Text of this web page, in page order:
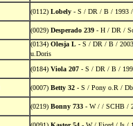
(0112) Lobely - S / DR / B / 1993
(0029) Desperado 239 - H / DR /
(0134) Olesja L - S / DR / B /
u.Doris
(0184) Viola 207 - S / DR / B /
(0007) Betty 32 - S / Pony o.R /
(0219) Bonny 733 - W / / SCHB /